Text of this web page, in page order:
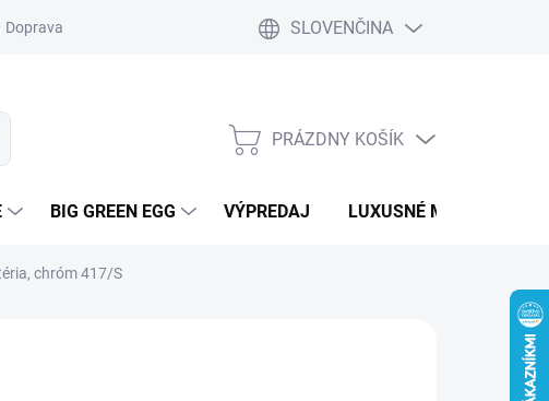
Doprava a platby Blog Ako nakupovať
SLOVENČINA
NÁKUPNÝ
PRÁZDNY KOŠÍK
BIG GREEN EGG VÝPREDAJ LUXUSNÉ MOBILNÉ
chróm 417/S